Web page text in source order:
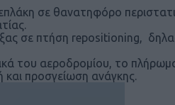
σε θανατηφόρο
σε πτήση repositioning,
του αεροδρομίου, το
και προσγείωση ανάγκης.